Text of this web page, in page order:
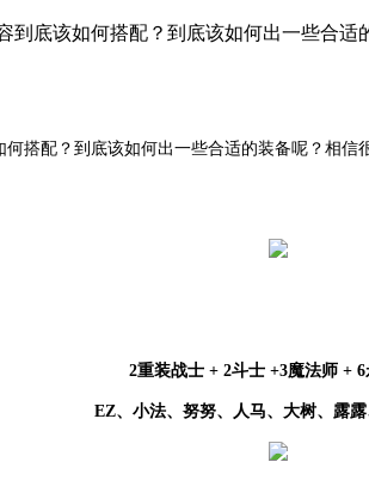
到底该如何搭配？到底该如何出一些合
搭配？到底该如何出一些合适的装备呢？相
2重装战士 + 2斗士 +3魔法师 +
EZ、小法、努努、人马、大树、露